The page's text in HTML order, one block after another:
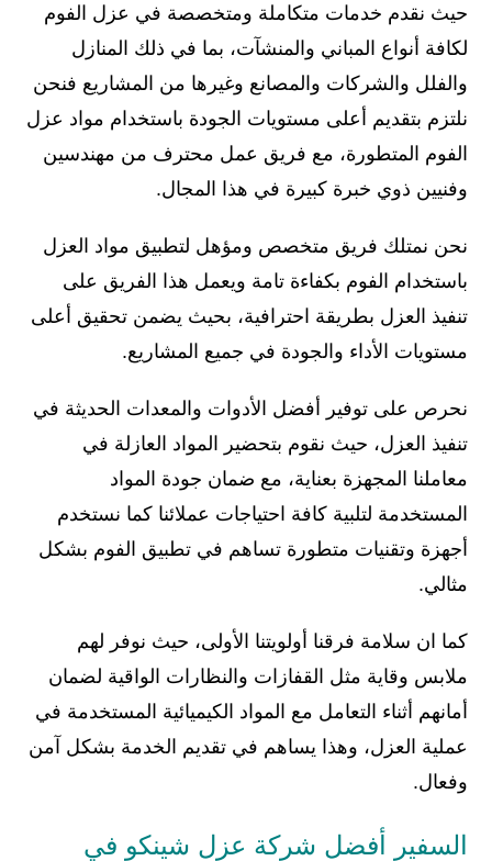
حيث نقدم خدمات متكاملة ومتخصصة في عزل الفوم
لكافة أنواع المباني والمنشآت، بما في ذلك المنازل
والفلل والشركات والمصانع وغيرها من المشاريع فنحن
نلتزم بتقديم أعلى مستويات الجودة باستخدام مواد عزل
الفوم المتطورة، مع فريق عمل محترف من مهندسين
وفنيين ذوي خبرة كبيرة في هذا المجال.
نحن نمتلك فريق متخصص ومؤهل لتطبيق مواد العزل
باستخدام الفوم بكفاءة تامة ويعمل هذا الفريق على
تنفيذ العزل بطريقة احترافية، بحيث يضمن تحقيق أعلى
مستويات الأداء والجودة في جميع المشاريع.
نحرص على توفير أفضل الأدوات والمعدات الحديثة في
تنفيذ العزل، حيث نقوم بتحضير المواد العازلة في
معاملنا المجهزة بعناية، مع ضمان جودة المواد
المستخدمة لتلبية كافة احتياجات عملائنا كما نستخدم
أجهزة وتقنيات متطورة تساهم في تطبيق الفوم بشكل
مثالي.
كما ان سلامة فرقنا أولويتنا الأولى، حيث نوفر لهم
ملابس وقاية مثل القفازات والنظارات الواقية لضمان
أمانهم أثناء التعامل مع المواد الكيميائية المستخدمة في
عملية العزل، وهذا يساهم في تقديم الخدمة بشكل آمن
وفعال.
السفير أفضل شركة عزل شينكو في